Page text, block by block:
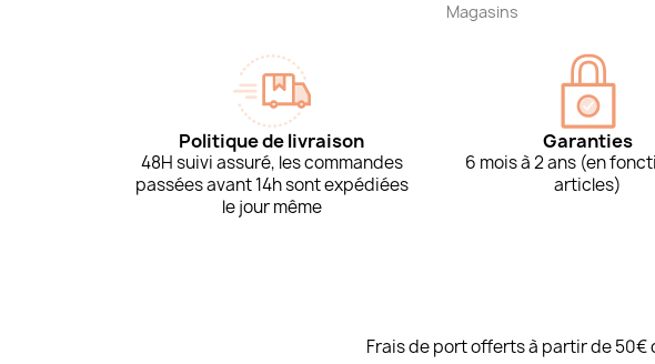
Magasins
Politique de livraison
48H suivi assuré, les commandes
passées avant 14h sont expédiées
le jour même
Garanties
6 mois à 2 ans (en
articles)
Frais de port offerts à partir de